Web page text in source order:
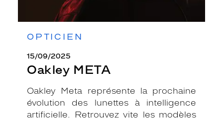
OPTICIEN
15/09/2025
Oakley META
Oakley Meta représente la prochaine
évolution des lunettes à intelligence
artificielle. Retrouvez vite les modèles